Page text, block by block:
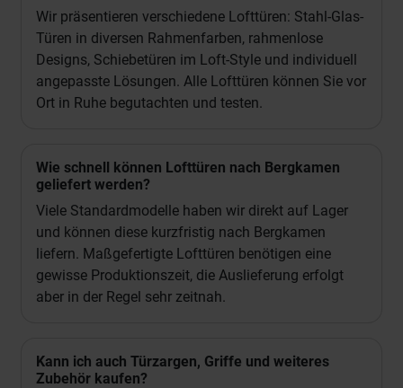
Wir präsentieren verschiedene Lofttüren: Stahl-Glas-
Türen in diversen Rahmenfarben, rahmenlose
Designs, Schiebetüren im Loft-Style und individuell
angepasste Lösungen. Alle Lofttüren können Sie vor
Ort in Ruhe begutachten und testen.
Wie schnell können Lofttüren nach Bergkamen
geliefert werden?
Viele Standardmodelle haben wir direkt auf Lager
und können diese kurzfristig nach Bergkamen
liefern. Maßgefertigte Lofttüren benötigen eine
gewisse Produktionszeit, die Auslieferung erfolgt
aber in der Regel sehr zeitnah.
Kann ich auch Türzargen, Griffe und weiteres
Zubehör kaufen?